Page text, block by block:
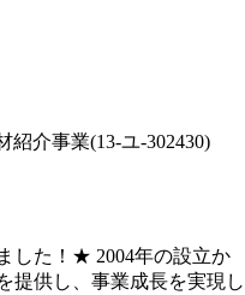
紹介事業(13-ユ-302430)
した！★ 2004年の設立か
提供し、事業成長を実現し